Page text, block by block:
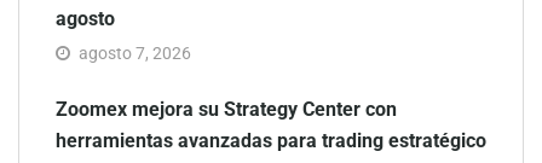
agosto
agosto 7, 2026
Zoomex mejora su Strategy Center con
herramientas avanzadas para trading estratégico